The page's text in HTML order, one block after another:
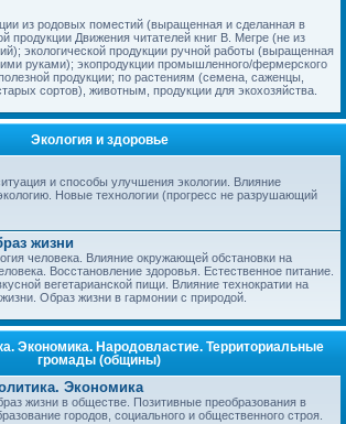
из родовых поместий (выращенная и сделанная в
продукции Движения читателей книг В. Мегре (не из
экологической продукции ручной работы (выращенная
руками); экопродукции промышленного/фермерского
продукции; по растениям (семена, саженцы,
сортов), животным, продукции для экохозяйства.
Экология и здоровье
и способы улучшения экологии. Влияние
Новые технологии (прогресс не разрушающий
жизни
человека. Влияние окружающей обстановки на
Восстановление здоровья. Естественное питание.
вегетарианской пищи. Влияние технократии на
Образ жизни в гармонии с природой.
Экономика. Народовластие. Территориальные
громады (общины)
Экономика
жизни в обществе. Позитивные преобразования в
городов, социального и общественного строя.